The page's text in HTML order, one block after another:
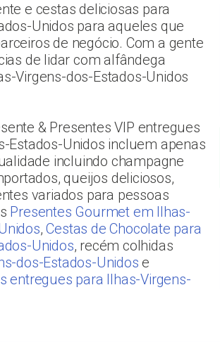
e cestas deliciosas para
Unidos para aqueles que
de negócio. Com a gente
de lidar com alfândega
Virgens-dos-Estados-Unidos
& Presentes VIP entregues
Estados-Unidos incluem apenas
incluindo champagne
queijos deliciosos,
variados para pessoas
Presentes Gourmet em Ilhas-
,Cestas de Chocolate para
Unidos, recém colhidas
dos-Estados-Unidos e
entregues para Ilhas-Virgens-